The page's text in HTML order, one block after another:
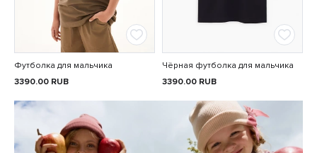
Футболка для мальчика
3390.00 RUB
Чёрная футболка для мальчика
3390.00 RUB